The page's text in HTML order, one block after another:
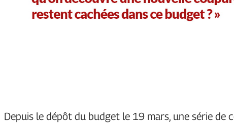
Depuis le dépôt du budget le 19 mars, une série